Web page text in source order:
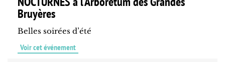
Bruyères
Belles soirées d’été
Voir cet événement